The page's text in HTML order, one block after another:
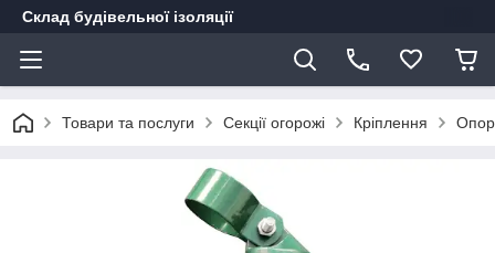
Склад будівельної ізоляції
Товари та послуги Секції огорожі Кріплення